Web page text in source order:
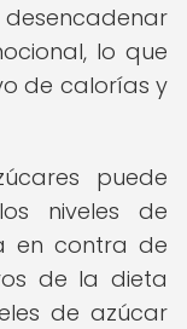
lo que
de calorías y
puede
niveles de
en contra de
de la dieta
de azúcar